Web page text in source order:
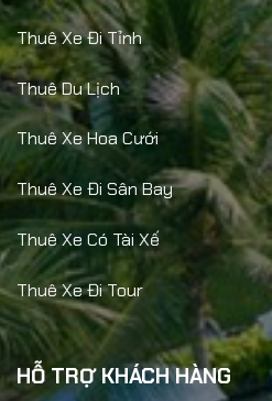
Thuê Xe Đi Tỉnh
Thuê Du Lịch
Thuê Xe Hoa Cưới
Thuê Xe Đi Sân Bay
Thuê Xe Có Tài Xế
Thuê Xe Đi Tour
HỖ TRỢ KHÁCH HÀNG